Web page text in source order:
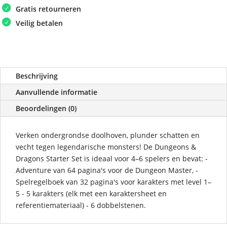
Gratis retourneren
Veilig betalen
Beschrijving
Aanvullende informatie
Beoordelingen (0)
Verken ondergrondse doolhoven, plunder schatten en
vecht tegen legendarische monsters! De Dungeons &
Dragons Starter Set is ideaal voor 4–6 spelers en bevat: -
Adventure van 64 pagina's voor de Dungeon Master, -
Spelregelboek van 32 pagina's voor karakters met level 1–
5 - 5 karakters (elk met een karaktersheet en
referentiemateriaal) - 6 dobbelstenen.